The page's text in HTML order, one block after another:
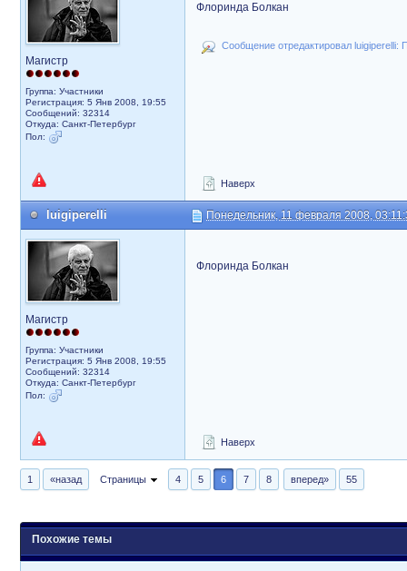
Магистр
Группа: Участники
Регистрация: 5 Янв 2008, 19:55
Сообщений: 32314
Откуда: Санкт-Петербург
Пол:
Флоринда Болкан
Сообщение отредактировал luigiperelli:
Наверх
luigiperelli Понедельник, 11 февраля 2008,
Магистр
Группа: Участники
Регистрация: 5 Янв 2008, 19:55
Сообщений: 32314
Откуда: Санкт-Петербург
Пол:
Флоринда Болкан
Наверх
1 «назад Страницы 4 5 6 7 8 вперед» 55
Похожие темы